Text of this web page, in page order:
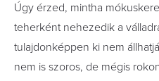
Úgy érzed, mintha
teherként nehezedik a
tulajdonképpen ki nem
nem is szoros, de mégis